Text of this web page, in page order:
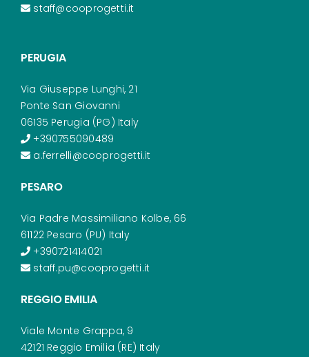
staff@cooprogetti.it
PERUGIA
Via Giuseppe Lunghi, 21
Ponte San Giovanni
06135 Perugia (PG) Italy
+390755090489
a.ferrelli@cooprogetti.it
PESARO
Via Padre Massimiliano Kolbe, 66
61122 Pesaro (PU) Italy
+390721414021
staff.pu@cooprogetti.it
REGGIO EMILIA
Viale Monte Grappa, 9
42121 Reggio Emilia (RE) Italy